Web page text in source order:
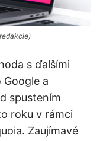
s ďalšími
a
spustením
roku v rámci
Zaujímavé